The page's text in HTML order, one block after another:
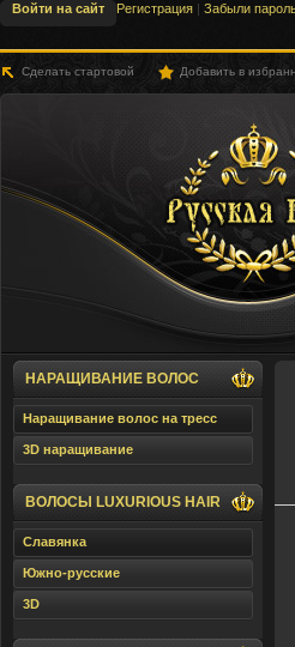
Войти на сайт Регистрация | Забыли
Сделать стартовой Добавить в
SLHair.Ru -
НАРАЩИВАНИЕ ВОЛОС
Наращивание волос на тресс
3D наращивание
ВОЛОСЫ LUXURIOUS HAIR
Славянка
Южно-русские
3D